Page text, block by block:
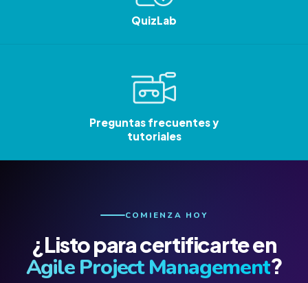
QuizLab
Preguntas frecuentes y
tutoriales
COMIENZA HOY
¿Listo para certificarte en
Agile Project Management?